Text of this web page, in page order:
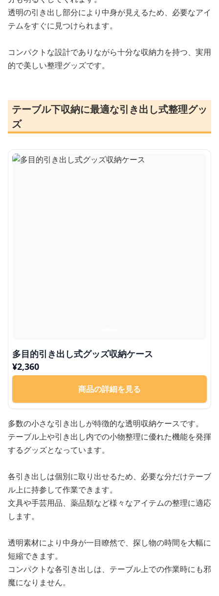
透明の引き出し部分により中身が見えるため、必要なアイ
テムをすぐに見つけられます。
コンパクトな設計でありながら十分な収納力を持つ、実用
的で美しい整理グッズです。
テーブル下収納に最適な引き出し式整理グッ
ズ
多目的引き出し式グッズ収納ケース
¥2,360
商品の詳細を見る
多数の小さな引き出しが特徴的な透明収納ケースです。
テーブル上や引き出し内での小物整理に優れた機能を発揮
するグッズとなっています。
各引き出しは個別に取り出せるため、必要な分だけテーブ
ル上に持参して作業できます。
文具や手芸用品、薬品類など様々なアイテムの整理に適応
します。
透明素材により中身が一目瞭然で、探し物の時間を大幅に
短縮できます。
コンパクトな各引き出しは、テーブル上での作業時にも邪
魔になりません。